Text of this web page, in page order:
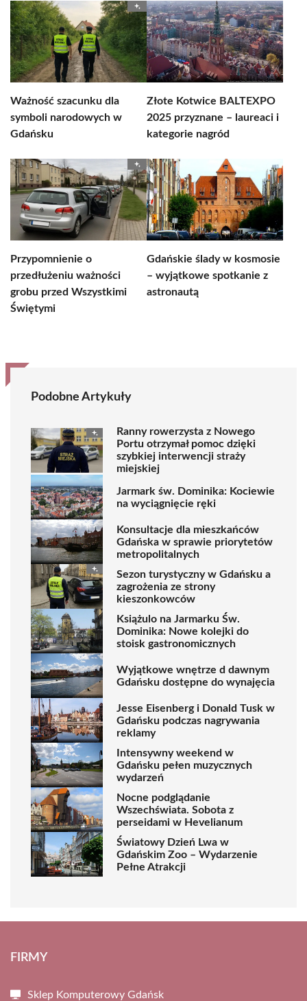
Ważność szacunku dla
symboli narodowych w
Gdańsku
Złote Kotwice BALTEXPO
2025 przyznane – laureaci i
kategorie nagród
Przypomnienie o
przedłużeniu ważności
grobu przed Wszystkimi
Świętymi
Gdańskie ślady w kosmosie
– wyjątkowe spotkanie z
astronautą
Podobne Artykuły
Ranny rowerzysta z Nowego
Portu otrzymał pomoc dzięki
szybkiej interwencji straży
miejskiej
Jarmark św. Dominika: Kociewie
na wyciągnięcie ręki
Konsultacje dla mieszkańców
Gdańska w sprawie priorytetów
metropolitalnych
Sezon turystyczny w Gdańsku a
zagrożenia ze strony
kieszonkowców
Książulo na Jarmarku Św.
Dominika: Nowe kolejki do
stoisk gastronomicznych
Wyjątkowe wnętrze d dawnym
Gdańsku dostępne do wynajęcia
Jesse Eisenberg i Donald Tusk w
Gdańsku podczas nagrywania
reklamy
Intensywny weekend w
Gdańsku pełen muzycznych
wydarzeń
Nocne podglądanie
Wszechświata. Sobota z
perseidami w Hevelianum
Światowy Dzień Lwa w
Gdańskim Zoo – Wydarzenie
Pełne Atrakcji
FIRMY
Sklep Komputerowy Gdańsk